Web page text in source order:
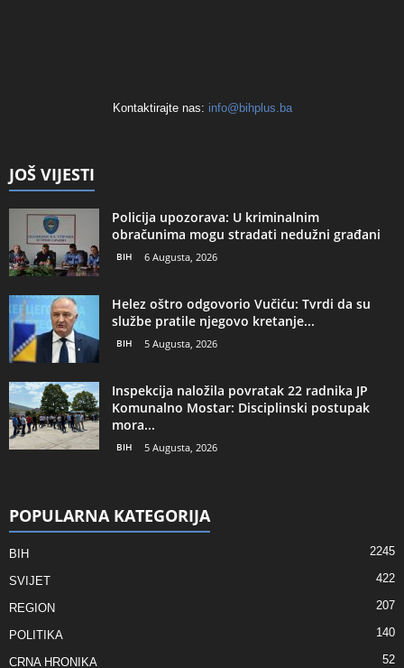
Kontaktirajte nas: info@bihplus.ba
JOŠ VIJESTI
Policija upozorava: U kriminalnim
obračunima mogu stradati nedužni građani
BIH 6 Augusta, 2026
Helez oštro odgovorio Vučiću: Tvrdi da su
službe pratile njegovo kretanje...
BIH 5 Augusta, 2026
Inspekcija naložila povratak 22 radnika JP
Komunalno Mostar: Disciplinski postupak
mora...
BIH 5 Augusta, 2026
POPULARNA KATEGORIJA
BIH 2245
SVIJET 422
REGION 207
POLITIKA 140
CRNA HRONIKA 52